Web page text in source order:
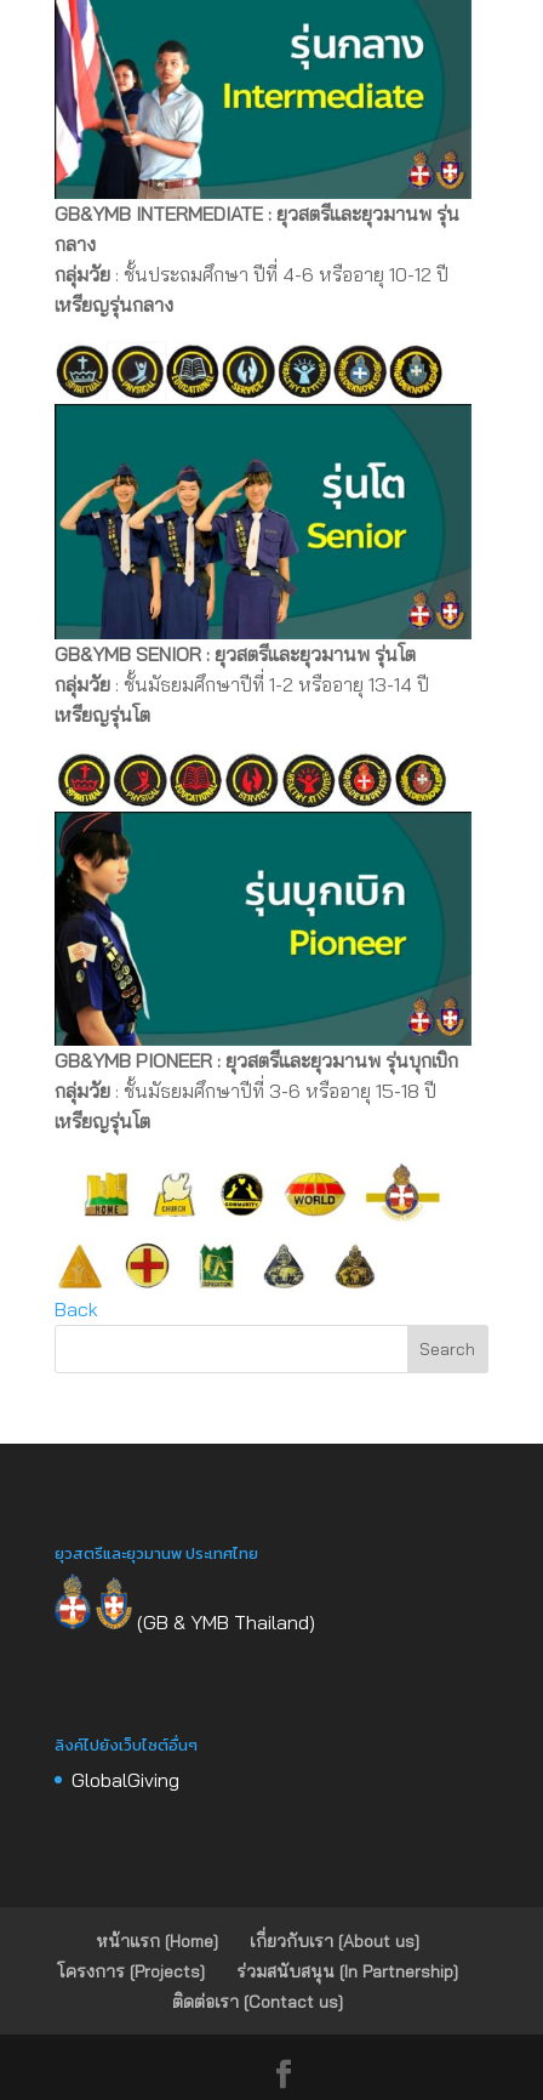
GB&YMB INTERMEDIATE : ยุวสตรีและยุวมานพ รุ่น
กลาง
กลุ่มวัย: ชั้นประถมศึกษา ปีที่ 4-6 หรืออายุ 10-12 ปี
เหรียญรุ่นกลาง
GB&YMB SENIOR : ยุวสตรีและยุวมานพ รุ่นโต
กลุ่มวัย: ชั้นมัธยมศึกษาปีที่ 1-2 หรืออายุ 13-14 ปี
เหรียญรุ่นโต
GB&YMB PIONEER : ยุวสตรีและยุวมานพ รุ่นบุกเบิก
กลุ่มวัย: ชั้นมัธยมศึกษาปีที่ 3-6 หรืออายุ 15-18 ปี
เหรียญรุ่นโต
Back
ยุวสตรีและยุวมานพ ประเทศไทย
(GB & YMB Thailand)
ลิงค์ไปยังเว็บไซต์อื่นๆ
GlobalGiving
หน้าแรก [Home]
เกี่ยวกับเรา [About us]
โครงการ [Projects]
ร่วมสนับสนุน [In Partnership]
ติดต่อเรา [Contact us]